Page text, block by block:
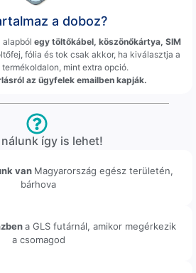
a doboz?
alapból egy töltőkábel, köszönőkártya, SIM
fólia és tok csak akkor, ha kiválasztja a
mint extra opció.
az ügyfelek emailben kapják.
így is lehet!
van Magyarország egész területén,
bárhova
a GLS futárnál, amikor megérkezik
a csomagod